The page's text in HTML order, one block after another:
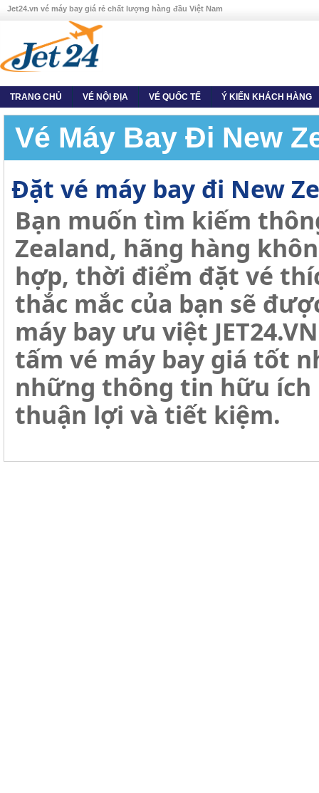
Jet24.vn vé máy bay giá rẻ chất lượng hàng đầu Việt Nam
TRANG CHỦ VÉ NỘI ĐỊA VÉ QUỐC TẾ Ý KIẾN KHÁCH HÀNG
Vé Máy Bay Đi New
Đặt vé máy bay đi New
Bạn muốn tìm kiếm
Zealand, hãng hàng
hợp, thời điểm đặt vé
thắc mắc của bạn sẽ
máy bay ưu việt
tấm vé máy bay giá tốt
những thông tin hữu
thuận lợi và tiết kiệm.